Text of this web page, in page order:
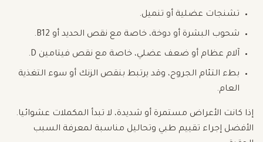
تشنجات عضلية أو تنميل.
شحوب البشرة أو دوخة، خاصة مع نقص الحديد أو B12.
آلام عظام أو ضعف عضلي، خاصة مع نقص فيتامين D.
بطء التئام الجروح، وقد يرتبط بنقص الزنك أو سوء التغذية
العام.
إذا كانت الأعراض مستمرة أو شديدة، لا تبدأ المكملات عشوائيا.
الأفضل إجراء تقييم طبي وتحاليل مناسبة لمعرفة السبب